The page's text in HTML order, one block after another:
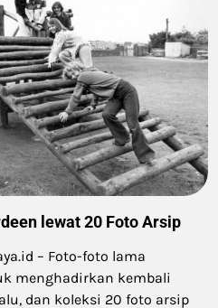
lewat 20 Foto Arsip
– Foto-foto lama
menghadirkan kembali
dan koleksi 20 foto arsip